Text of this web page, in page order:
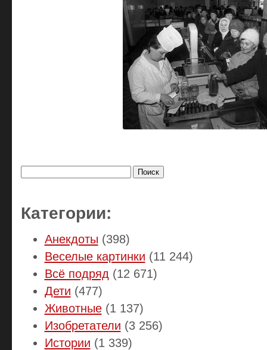
Категории:
Анекдоты (398)
Веселые картинки (11 244)
Всё подряд (12 671)
Дети (477)
Животные(1 137)
Изобретатели (3 256)
Истории (1 339)